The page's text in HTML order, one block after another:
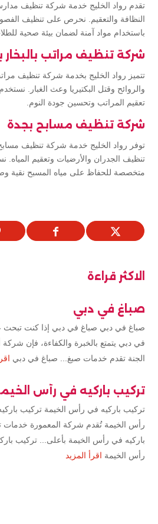
تقدم رواد الخليج خدمة شركة تنظيف
النظافة والتعقيم. نحرص على تنظيف
باستخدام مواد آمنة لضمان بيئة صحية
شركة تنظيف مراتب بالبخار
تتميز رواد الخليج بخدمة شركة تنظيف مراتب
والروائح وقتل البكتيريا وعث الغبار.
تعقيم المراتب وتحسين جودة النوم.
شركة تنظيف مسابح بجدة
توفر رواد الخليج خدمة شركة تنظيف
تنظيف الجدران والأرضيات وتعقيم المياه.
متخصصة للحفاظ على مياه المسبح نقية
الاكثر قراءة
صباغ في دبي
صباغ في دبي صباغ في دبي إذا كنت تبحث
في دبي يتمتع بالخبرة والكفاءة، فإن شركة
الجنة تقدم خدمات صبغ... صباغ في دبي
تركيب باركيه في رأس
تركيب باركيه في رأس الخيمة تركيب
رأس الخيمة تُقدم شركة المعمورة خدمات
باركيه في رأس الخيمة بأعلى... تركيب
رأس الخيمة اقرأ المزيد